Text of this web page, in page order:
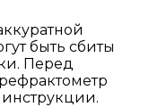
быть сбиты
Перед
инструкции.